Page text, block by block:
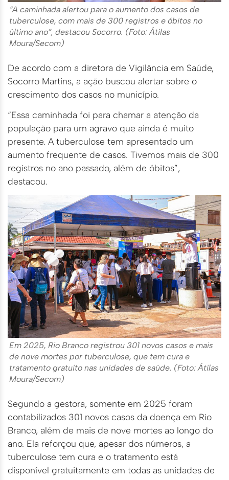
“A caminhada alertou para o aumento dos casos de
tuberculose, com mais de 300 registros e óbitos no
último ano”, destacou Socorro. (Foto: Átilas
Moura/Secom)
De acordo com a diretora de Vigilância em Saúde,
Socorro Martins, a ação buscou alertar sobre o
crescimento dos casos no município.
“Essa caminhada foi para chamar a atenção da
população para um agravo que ainda é muito
presente. A tuberculose tem apresentado um
aumento frequente de casos. Tivemos mais de 300
registros no ano passado, além de óbitos”,
destacou.
Em 2025, Rio Branco registrou 301 novos casos e mais
de nove mortes por tuberculose, que tem cura e
tratamento gratuito nas unidades de saúde. (Foto: Átilas
Moura/Secom)
Segundo a gestora, somente em 2025 foram
contabilizados 301 novos casos da doença em Rio
Branco, além de mais de nove mortes ao longo do
ano. Ela reforçou que, apesar dos números, a
tuberculose tem cura e o tratamento está
disponível gratuitamente em todas as unidades de